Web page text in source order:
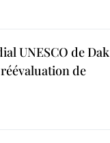
UNESCO de Dak
de